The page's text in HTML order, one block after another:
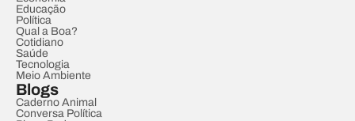
Educação
Política
Qual a Boa?
Cotidiano
Saúde
Tecnologia
Meio Ambiente
Blogs
Caderno Animal
Conversa Política